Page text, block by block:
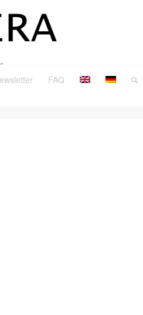
FAQ